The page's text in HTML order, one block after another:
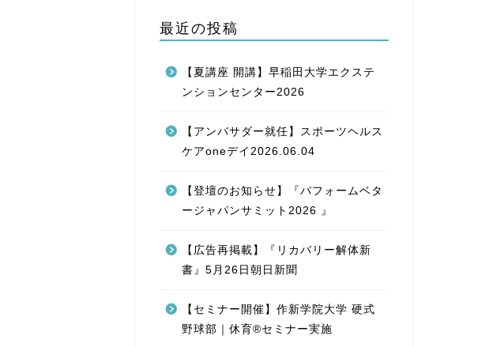
最近の投稿
【夏講座 開講】早稲田大学エクステ
ンションセンター2026
【アンバサダー就任】スポーツヘルス
ケアoneデイ2026.06.04
【登壇のお知らせ】『パフォームベタ
ージャパンサミット2026 』
【広告再掲載】『リカバリー解体新
書』5月26日朝日新聞
【セミナー開催】作新学院大学 硬式
野球部｜休育®セミナー実施